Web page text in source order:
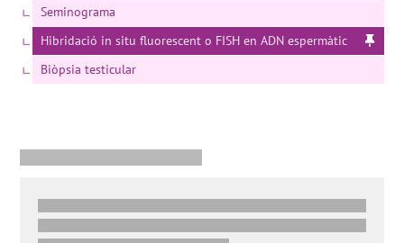
Seminograma
Hibridació in situ fluorescent o FISH en ADN espermàtic
Biòpsia testicular